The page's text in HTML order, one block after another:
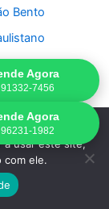
Bento
do Morumbi
Perdizes
Acacias
Agora
7456
Agora
1982
a melhor
a usar este site,
com ele.